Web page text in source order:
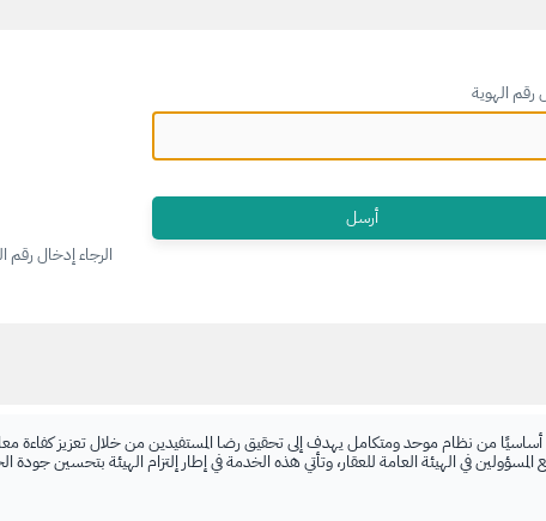
الرجاء إدخال رقم
رقم الهوية
من نظام موحد ومتكامل يهدف إلى تحقيق رضا المستفيدين من خلال تعزيز كفاءة
المسؤولين في الهيئة العامة للعقار، وتأتي هذه الخدمة في إطار إلتزام الهيئة بتحسين